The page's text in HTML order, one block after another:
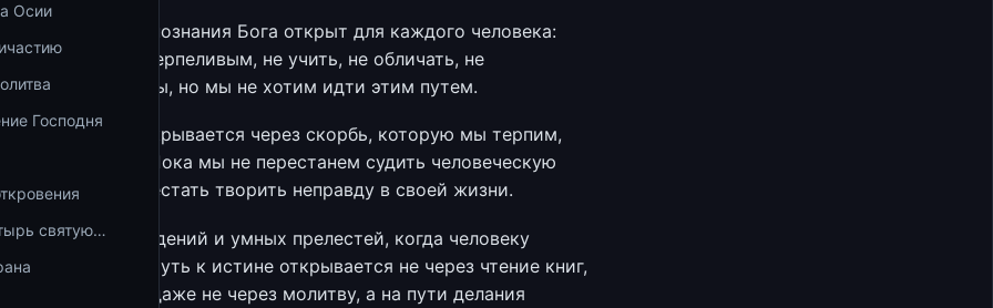
Осии
Господня
святую…
путь познания Бога открыт для каждого человека:
долготерпеливым, не учить, не обличать, не
воспитывать. Увы, но мы не хотим идти этим путем.
созерцанию открывается через скорбь, которую мы терпим,
Христовы. Пока мы не перестанем судить человеческую
не сможем перестать творить неправду в своей жизни.
ложных видений и умных прелестей, когда человеку
знает истину. Путь к истине открывается не через чтение книг,
судьбах мира, даже не через молитву, а на пути делания